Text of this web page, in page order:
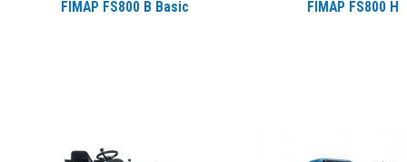
FIMAP FS800 B Basic FIMAP FS800 H